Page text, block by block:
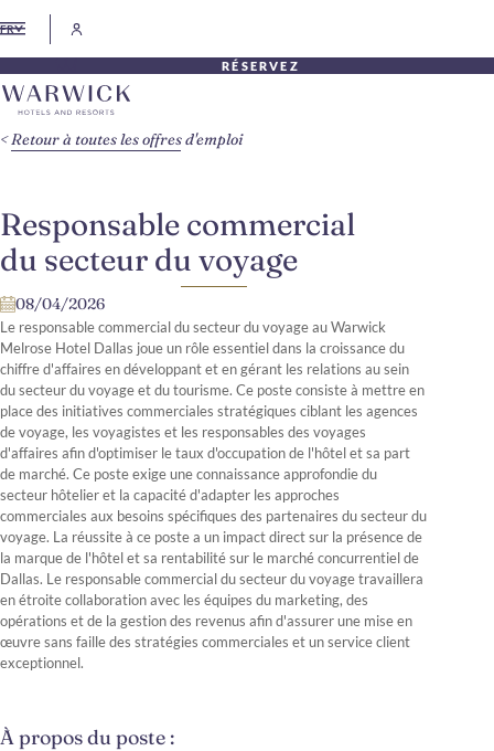
FR
RÉSERVEZ
Retour à toutes les offres d'emploi
Responsable commercial
du secteur du voyage
08/04/2026
Le responsable commercial du secteur du voyage au Warwick
Melrose Hotel Dallas joue un rôle essentiel dans la croissance du
chiffre d'affaires en développant et en gérant les relations au sein
du secteur du voyage et du tourisme. Ce poste consiste à mettre en
place des initiatives commerciales stratégiques ciblant les agences
de voyage, les voyagistes et les responsables des voyages
d'affaires afin d'optimiser le taux d'occupation de l'hôtel et sa part
de marché. Ce poste exige une connaissance approfondie du
secteur hôtelier et la capacité d'adapter les approches
commerciales aux besoins spécifiques des partenaires du secteur du
voyage. La réussite à ce poste a un impact direct sur la présence de
la marque de l'hôtel et sa rentabilité sur le marché concurrentiel de
Dallas. Le responsable commercial du secteur du voyage travaillera
en étroite collaboration avec les équipes du marketing, des
opérations et de la gestion des revenus afin d'assurer une mise en
œuvre sans faille des stratégies commerciales et un service client
exceptionnel.
À propos du poste :